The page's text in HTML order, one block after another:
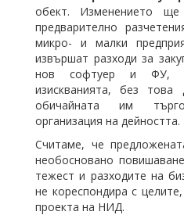
обект. Изменението
предварително
микро- и малки
извършат разходи за
нов софтуер и ФУ,
изискванията, без
обичайната им
организация на дейността.
Считаме, че
необосновано
тежест и разходите на
не кореспондира с
проекта на НИД.